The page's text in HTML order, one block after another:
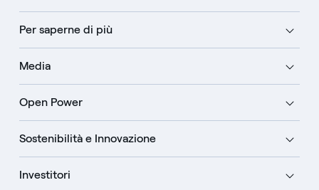
Per saperne di più
Media
Open Power
Sostenibilità e Innovazione
Investitori